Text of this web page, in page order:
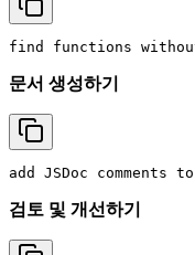
문서 생성하기
검토 및 개선하기